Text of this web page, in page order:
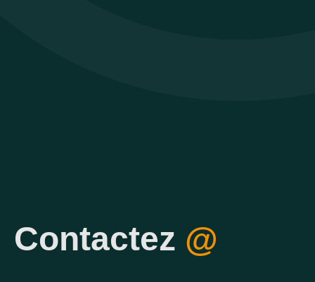
Contactez @